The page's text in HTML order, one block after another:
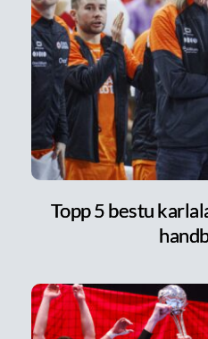
Topp 5 bestu